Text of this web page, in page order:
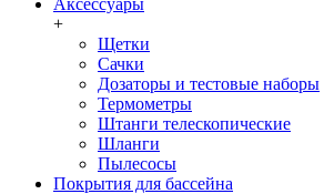
Аксессуары
+
Щетки
Сачки
Дозаторы и тестовые наборы
Термометры
Штанги телескопические
Шланги
Пылесосы
Покрытия для бассейна